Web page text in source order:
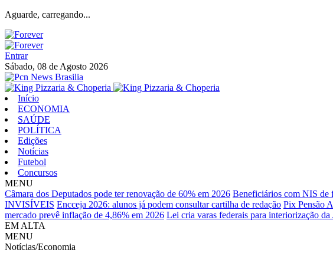
Aguarde, carregando...
Entrar
Sábado, 08 de Agosto 2026
Início
ECONOMIA
SAÚDE
POLÍTICA
Edições
Notícias
Futebol
Concursos
MENU
Câmara dos Deputados pode ter renovação de 60% em 2026 Beneficiários com NIS de
INVISÍVEIS Encceja 2026: alunos já podem consultar cartilha de redação Pix Pensão
mercado prevê inflação de 4,86% em 2026 Lei cria varas federais para interiorização
EM ALTA
MENU
Notícias/Economia